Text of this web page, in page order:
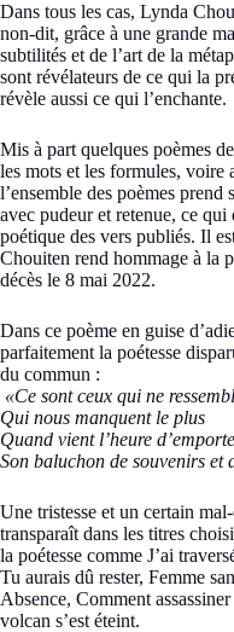
Dans tous les cas, Lynda
non-dit, grâce à une grande
subtilités et de l’art de la
sont révélateurs de ce qui la
révèle aussi ce qui l’enchante.
Mis à part quelques poèmes
les mots et les formules, voire
l’ensemble des poèmes prend
avec pudeur et retenue, ce
poétique des vers publiés. Il
Chouiten rend hommage à la
décès le 8 mai 2022.
Dans ce poème en guise
parfaitement la poétesse
du commun :
«Ce sont ceux qui ne
Qui nous manquent le plus
Quand vient l’heure
Son baluchon de souvenirs et
Une tristesse et un certain
transparaît dans les titres
la poétesse comme J’ai
Tu aurais dû rester, Femme
Absence, Comment
volcan s’est éteint.